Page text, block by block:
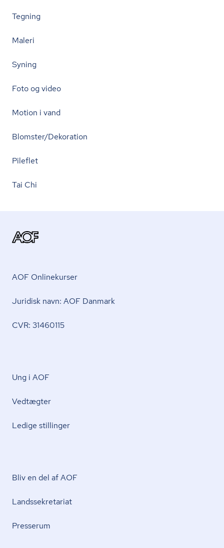
Tegning
Maleri
Syning
Foto og video
Motion i vand
Blomster/Dekoration
Pileflet
Tai Chi
AOF Onlinekurser
Juridisk navn: AOF Danmark
CVR: 31460115
Ung i AOF
Vedtægter
Ledige stillinger
Bliv en del af AOF
Lands­se­kre­ta­ri­at
Presserum